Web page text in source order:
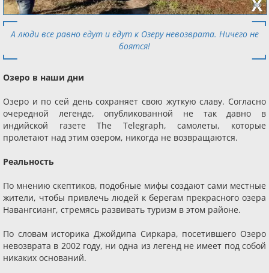
А люди все равно едут и едут к Озеру невозврата. Ничего не
боятся!
Озеро в наши дни
Озеро и по сей день сохраняет свою жуткую славу. Согласно
очередной легенде, опубликованной не так давно в
индийской газете The Telegraph, самолеты, которые
пролетают над этим озером, никогда не возвращаются.
Реальность
По мнению скептиков, подобные мифы создают сами местные
жители, чтобы привлечь людей к берегам прекрасного озера
Навангсианг, стремясь развивать туризм в этом районе.
По словам историка Джойдипа Сиркара, посетившего Озеро
невозврата в 2002 году, ни одна из легенд не имеет под собой
никаких оснований.